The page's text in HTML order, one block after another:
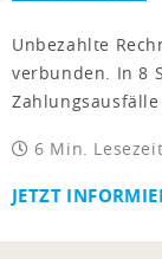
Unbezahlte
verbunden. In 8
6 Min. Lesezeit
JETZT